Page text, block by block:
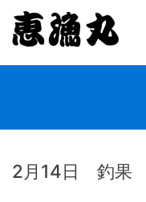
Skip
to
content
2月14日 釣果